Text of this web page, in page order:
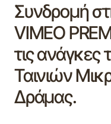
Συνδρομή
VIMEO
τις ανάγκες
Ταινιών
Δράμας.